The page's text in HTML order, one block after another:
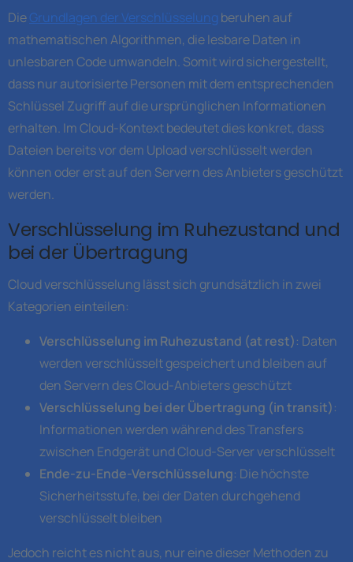
DieGrundlagen der Verschlüsselung beruhen auf
mathematischen Algorithmen, die lesbare Daten in
unlesbaren Code umwandeln. Somit wird sichergestellt,
dass nur autorisierte Personen mit dem entsprechenden
Schlüssel Zugriff auf die ursprünglichen Informationen
erhalten. Im Cloud-Kontext bedeutet dies konkret, dass
Dateien bereits vor dem Upload verschlüsselt werden
können oder erst auf den Servern des Anbieters geschützt
werden.
Verschlüsselung im Ruhezustand und
bei der Übertragung
Cloud verschlüsselung lässt sich grundsätzlich in zwei
Kategorien einteilen:
Verschlüsselung im Ruhezustand (at rest): Daten
werden verschlüsselt gespeichert und bleiben auf
den Servern des Cloud-Anbieters geschützt
Verschlüsselung bei der Übertragung (in transit):
Informationen werden während des Transfers
zwischen Endgerät und Cloud-Server verschlüsselt
Ende-zu-Ende-Verschlüsselung: Die höchste
Sicherheitsstufe, bei der Daten durchgehend
verschlüsselt bleiben
Jedoch reicht es nicht aus, nur eine dieser Methoden zu